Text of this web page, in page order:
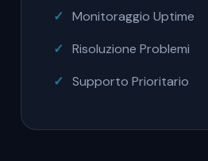
Monitoraggio Uptime
Risoluzione Problemi
Supporto Prioritario